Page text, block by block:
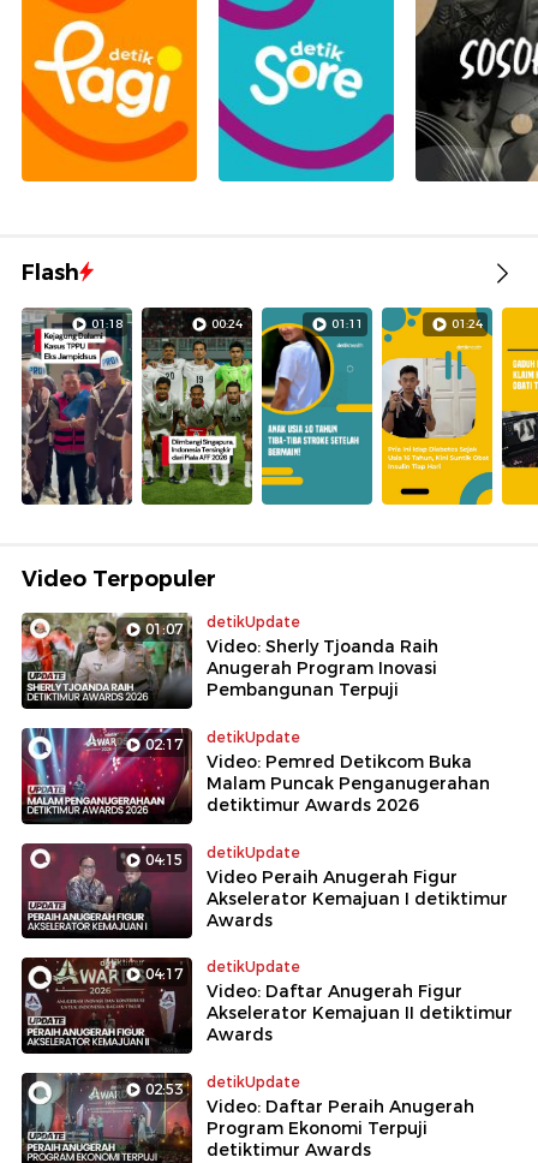
Flash
01:18 00:24 01:11 01:24
Video Terpopuler
01:07 detikUpdate
Video: Sherly Tjoanda Raih
Anugerah Program Inovasi
Pembangunan Terpuji
02:17 detikUpdate
Video: Pemred Detikcom Buka
Malam Puncak Penganugerahan
detiktimur Awards 2026
04:15 detikUpdate
Video Peraih Anugerah Figur
Akselerator Kemajuan I detiktimur
Awards
04:17 detikUpdate
Video: Daftar Anugerah Figur
Akselerator Kemajuan II detiktimur
Awards
02:53 detikUpdate
Video: Daftar Peraih Anugerah
Program Ekonomi Terpuji
detiktimur Awards